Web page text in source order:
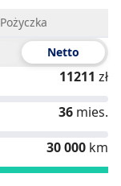
Pożyczka
Netto
11211 zł
36 mies.
30 000 km